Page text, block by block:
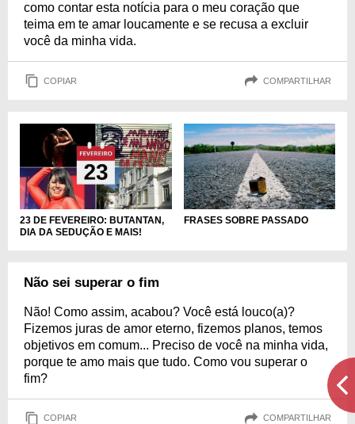
como contar esta notícia para o meu coração que
teima em te amar loucamente e se recusa a excluir
você da minha vida.
COPIAR COMPARTILHAR
23 DE FEVEREIRO: BUTANTAN,
DIA DA SEDUÇÃO E MAIS!
FRASES SOBRE PASSADO
Não sei superar o fim
Não! Como assim, acabou? Você está louco(a)?
Fizemos juras de amor eterno, fizemos planos, temos
objetivos em comum... Preciso de você na minha vida,
porque te amo mais que tudo. Como vou superar o
fim?
COPIAR COMPARTILHAR